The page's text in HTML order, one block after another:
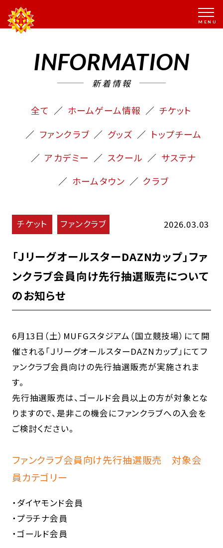
INFORMATION
新着情報
全て ホームゲーム情報
チケット
ファンクラブ
グッズ
トップチーム
アカデミー
スクール
サステナ
ホームタウン
クラブ
チケット ファンクラブ 2026.03.03
「ＪリーグオールスターDAZNカップ」ファ
ンクラブ会員向け先行抽選販売について
のお知らせ
6月13日（土）MUFGスタジアム（国立競技場）にて開
催される「ＪリーグオールスターDAZNカップ」にてフ
ァンクラブ会員向けの先行抽選販売が実施されま
す。
先行抽選販売は、ゴールド会員以上の方が対象とな
りますので、是非この機会にファンクラブへの入会を
ご検討ください。
ファンクラブ会員向け先行抽選販売 対象会
員カテゴリー
・ダイヤモンド会員
・プラチナ会員
・ゴールド会員